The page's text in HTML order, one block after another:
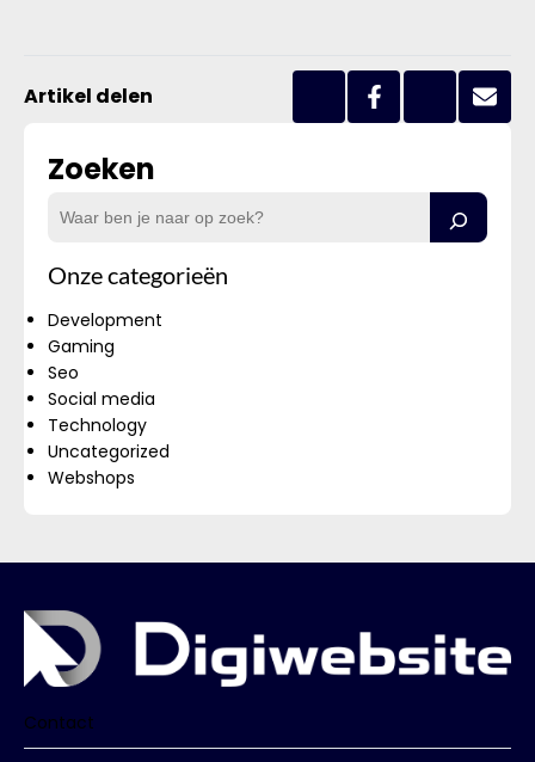
Artikel delen
Zoeken
Onze categorieën
Development
Gaming
Seo
Social media
Technology
Uncategorized
Webshops
Contact